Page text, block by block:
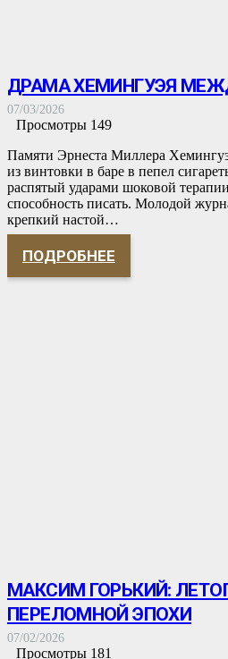
ДРАМА ХЕМИНГУЭЯ
07/03/2026
Просмотры 149
Памяти Эрнеста Миллера
из винтовки в баре в пепел
распятый ударами шоковой
способность писать. Молодой
крепкий настой…
ПОДРОБНЕЕ
МАКСИМ ГОРЬКИЙ:
ПЕРЕЛОМНОЙ ЭПОХИ
07/02/2026
Просмотры 181